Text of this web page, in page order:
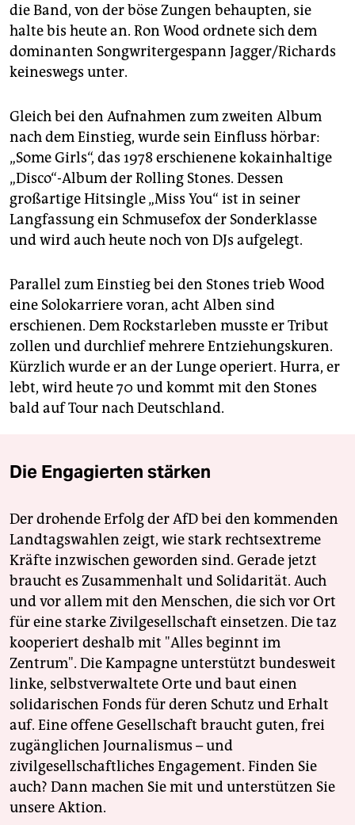
die Band, von der böse Zungen behaupten, sie
halte bis heute an. Ron Wood ordnete sich dem
dominanten Songwritergespann Jagger/Richards
keineswegs unter.
Gleich bei den Aufnahmen zum zweiten Album
nach dem Einstieg, wurde sein Einfluss hörbar:
„Some Girls“, das 1978 erschienene kokainhaltige
„Disco“-Album der Rolling Stones. Dessen
großartige Hitsingle „Miss You“ ist in seiner
Langfassung ein Schmusefox der Sonderklasse
und wird auch heute noch von DJs aufgelegt.
Parallel zum Einstieg bei den Stones trieb Wood
eine Solokarriere voran, acht Alben sind
erschienen. Dem Rockstarleben musste er Tribut
zollen und durchlief mehrere Entziehungskuren.
Kürzlich wurde er an der Lunge operiert. Hurra, er
lebt, wird heute 70 und kommt mit den Stones
bald auf Tour nach Deutschland.
Die Engagierten stärken
Der drohende Erfolg der AfD bei den kommenden
Landtagswahlen zeigt, wie stark rechtsextreme
Kräfte inzwischen geworden sind. Gerade jetzt
braucht es Zusammenhalt und Solidarität. Auch
und vor allem mit den Menschen, die sich vor Ort
für eine starke Zivilgesellschaft einsetzen. Die taz
kooperiert deshalb mit "Alles beginnt im
Zentrum". Die Kampagne unterstützt bundesweit
linke, selbstverwaltete Orte und baut einen
solidarischen Fonds für deren Schutz und Erhalt
auf. Eine offene Gesellschaft braucht guten, frei
zugänglichen Journalismus – und
zivilgesellschaftliches Engagement. Finden Sie
auch? Dann machen Sie mit und unterstützen Sie
unsere Aktion.